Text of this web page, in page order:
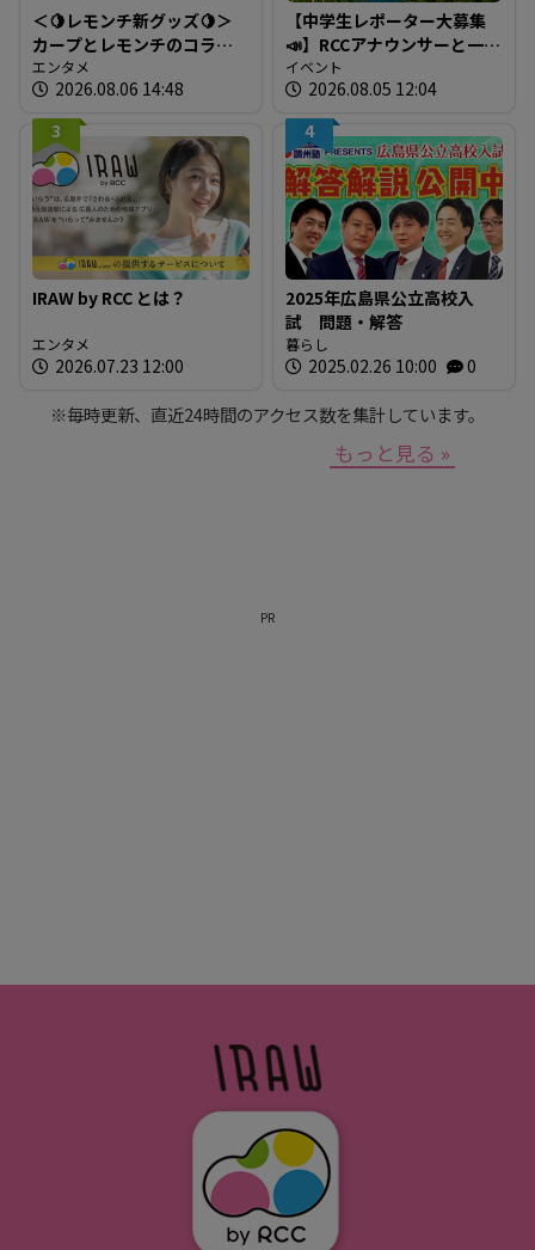
＜🍋レモンチ新グッズ🍋＞
カープとレモンチのコラボ
グッズが登場！
エンタメ
2026.08.06 14:48
【中学生レポーター大募集
📣】RCCアナウンサーと一緒
に「広島の食」の現場を取
材しよう！
イベント
2026.08.05 12:04
3
IRAW by RCC とは？
エンタメ
2026.07.23 12:00
4
2025年広島県公立高校入
試 問題・解答
暮らし
2025.02.26 10:00 0
※毎時更新、直近24時間のアクセス数を集計しています。
もっと見る »
PR